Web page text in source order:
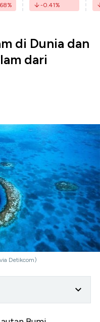
% -0.41%
di Dunia dan
dari
Detikcom)